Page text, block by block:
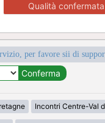
Qualità confermata
per favore sii di
Incontri Centre-Val